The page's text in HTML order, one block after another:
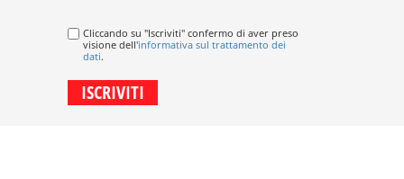
Cliccando su "Iscriviti" confermo di aver preso
visione dell'informativa sul trattamento dei
dati.